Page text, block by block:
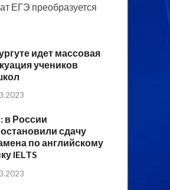
ЕГЭ преобразуется
идет массовая
учеников
в России
сдачу
по английскому
IELTS